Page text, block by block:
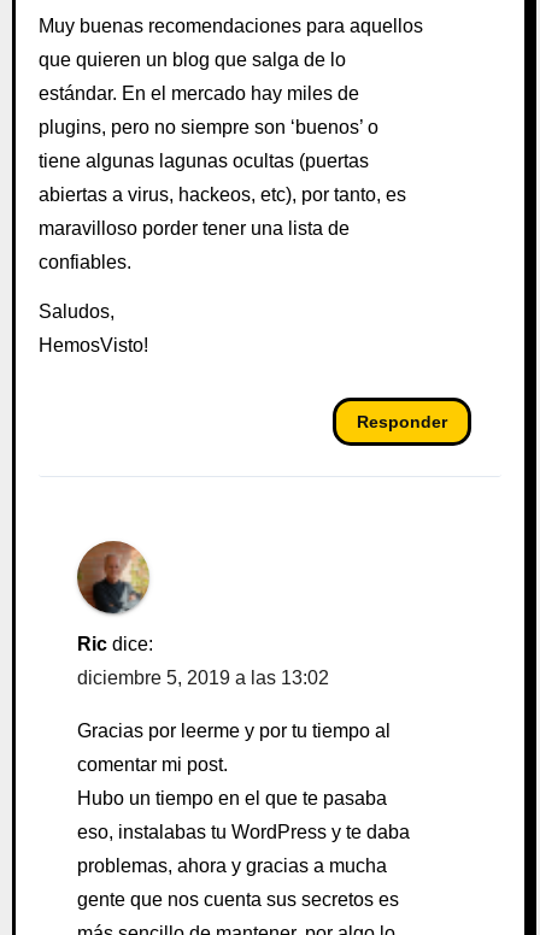
Muy buenas recomendaciones para aquellos
que quieren un blog que salga de lo
estándar. En el mercado hay miles de
plugins, pero no siempre son ‘buenos’ o
tiene algunas lagunas ocultas (puertas
abiertas a virus, hackeos, etc), por tanto, es
maravilloso porder tener una lista de
confiables.
Saludos,
HemosVisto!
Responder
Ric dice:
diciembre 5, 2019 a las 13:02
Gracias por leerme y por tu tiempo al
comentar mi post.
Hubo un tiempo en el que te pasaba
eso, instalabas tu WordPress y te daba
problemas, ahora y gracias a mucha
gente que nos cuenta sus secretos es